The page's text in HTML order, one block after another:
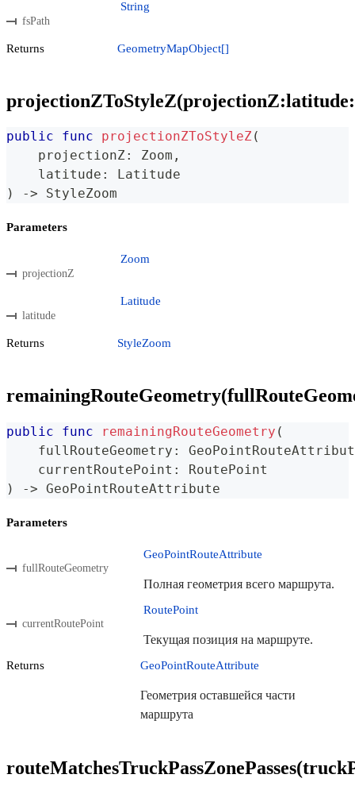
fsPath
String
Returns GeometryMapObject[]
public func projectionZToStyleZ(
    projectionZ
: Zoom ,
    latitude
:
Latitude
)
-> StyleZoom
Parameters
projectionZ
Zoom
latitude
Latitude
Returns StyleZoom
public func remainingRouteGeometry (
    fullRouteGeometry
:
    currentRoutePoint
:
RoutePoint
)
-> GeoPointRouteAttribute
Parameters
fullRouteGeometry
GeoPointRouteAttribute
Полная геометрия всего маршрута.
currentRoutePoint
RoutePoint
Текущая позиция на маршруте.
Returns GeoPointRouteAttribute
Геометрия оставшейся части
маршрута